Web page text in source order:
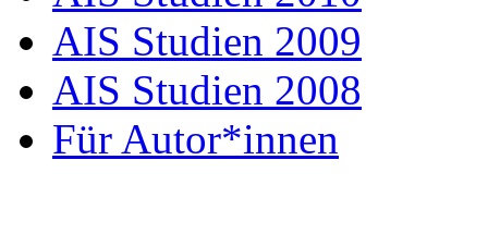
AIS Studien 2009
AIS Studien 2008
Für Autor*innen